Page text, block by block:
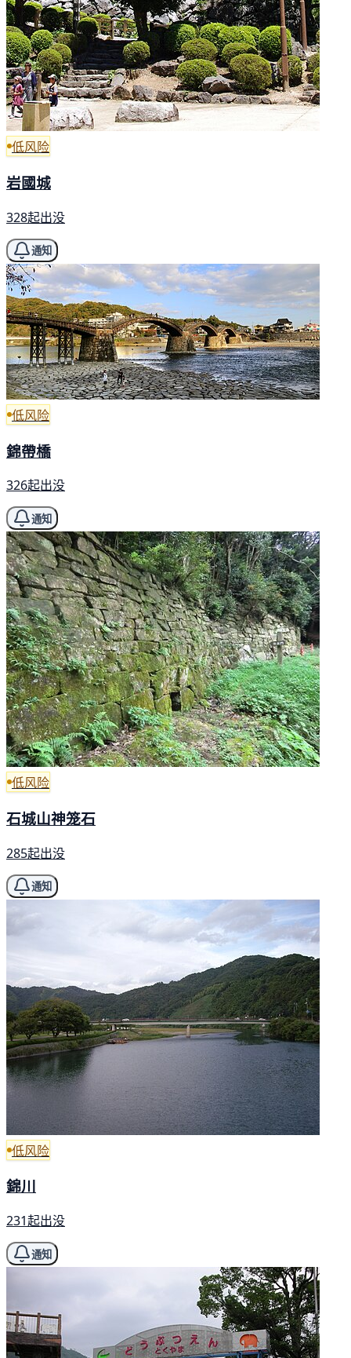
低风险
岩國城
328起出没
通知
低风险
錦帶橋
326起出没
通知
低风险
石城山神笼石
285起出没
通知
低风险
錦川
231起出没
通知